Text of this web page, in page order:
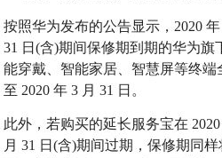
按照华为发布的公告显示，2020 年
31 日(含)期间保修期到期的华为
能穿戴、智能家居、智慧屏等终
至 2020 年 3 月 31 日。
此外，若购买的延长服务宝在
月 31 日(含)期间过期，保修期同样